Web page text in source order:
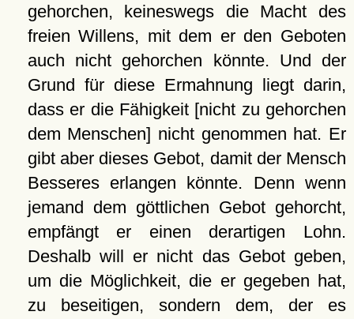
gehorchen, keineswegs die Macht des
freien Willens, mit dem er den Geboten
auch nicht gehorchen könnte. Und der
Grund für diese Ermahnung liegt darin,
dass er die Fähigkeit [nicht zu gehorchen
dem Menschen] nicht genommen hat. Er
gibt aber dieses Gebot, damit der Mensch
Besseres erlangen könnte. Denn wenn
jemand dem göttlichen Gebot gehorcht,
empfängt er einen derartigen Lohn.
Deshalb will er nicht das Gebot geben,
um die Möglichkeit, die er gegeben hat,
zu beseitigen, sondern dem, der es